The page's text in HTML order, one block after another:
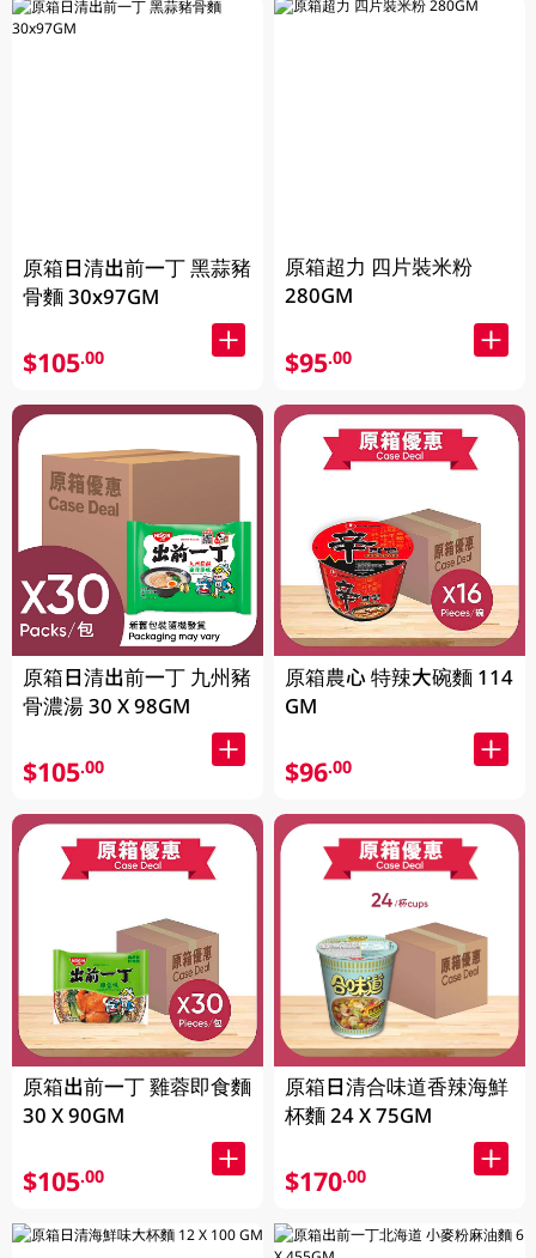
原箱日清出前一丁 黑蒜豬
骨麵 30x97GM
$105.00
原箱日清出前一丁 九州豬
骨濃湯 30 X 98GM
$105.00
原箱出前一丁 雞蓉即食麵
30 X 90GM
$105.00
原箱超力 四片裝米粉
280GM
$95.00
原箱農心 特辣大碗麵 114
GM
$96.00
原箱日清合味道香辣海鮮
杯麵 24 X 75GM
$170.00